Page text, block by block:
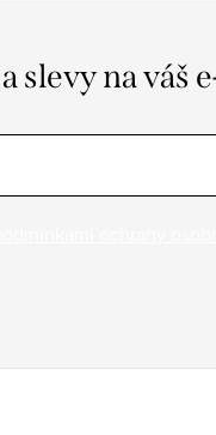
slevy na váš